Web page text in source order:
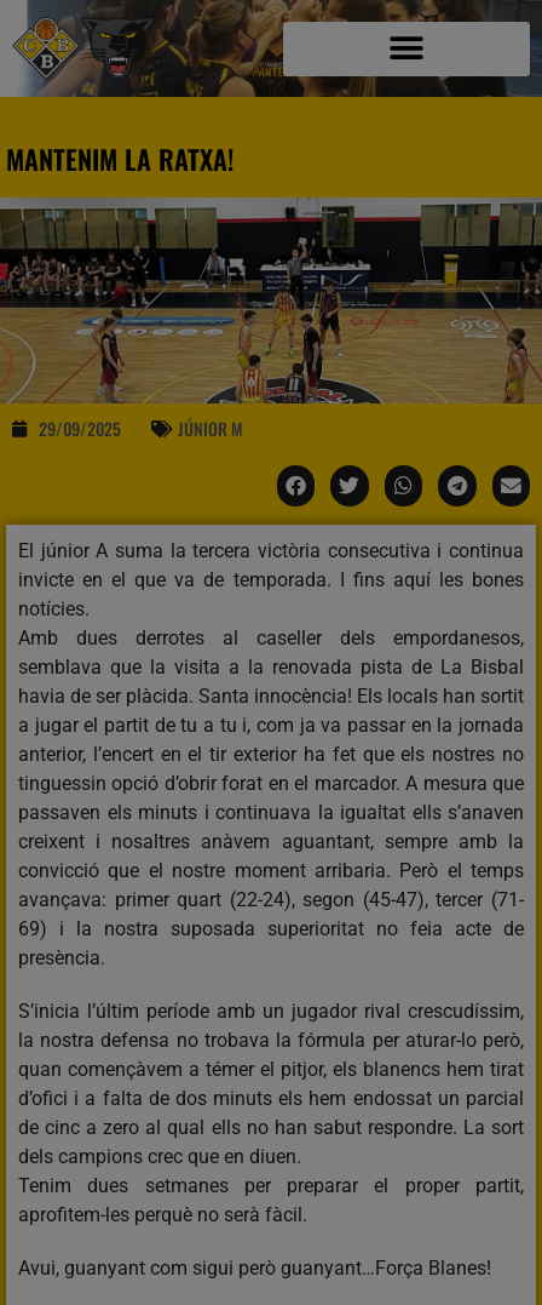
MANTENIM LA RATXA!
29/09/2025 JÚNIOR M
El júnior A suma la tercera victòria consecutiva i continua
invicte en el que va de temporada. I fins aquí les bones
notícies.
Amb dues derrotes al caseller dels empordanesos,
semblava que la visita a la renovada pista de La Bisbal
havia de ser plàcida. Santa innocència! Els locals han sortit
a jugar el partit de tu a tu i, com ja va passar en la jornada
anterior, l’encert en el tir exterior ha fet que els nostres no
tinguessin opció d’obrir forat en el marcador. A mesura que
passaven els minuts i continuava la igualtat ells s’anaven
creixent i nosaltres anàvem aguantant, sempre amb la
convicció que el nostre moment arribaria. Però el temps
avançava: primer quart (22-24), segon (45-47), tercer (71-
69) i la nostra suposada superioritat no feia acte de
presència.
S’inicia l’últim període amb un jugador rival crescudíssim,
la nostra defensa no trobava la fórmula per aturar-lo però,
quan començàvem a témer el pitjor, els blanencs hem tirat
d’ofici i a falta de dos minuts els hem endossat un parcial
de cinc a zero al qual ells no han sabut respondre. La sort
dels campions crec que en diuen.
Tenim dues setmanes per preparar el proper partit,
aprofitem-les perquè no serà fàcil.
Avui, guanyant com sigui però guanyant…Força Blanes!